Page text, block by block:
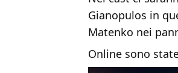
Gianopulos in
Matenko nei
Online sono